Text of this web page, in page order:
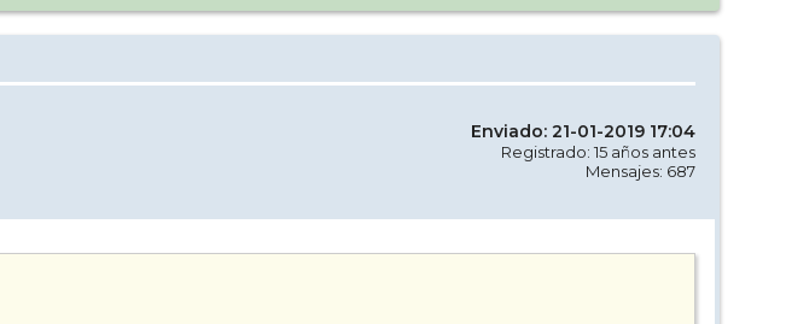
Enviado: 21-01-2019 17:04
Registrado: 15 años antes
Mensajes: 687